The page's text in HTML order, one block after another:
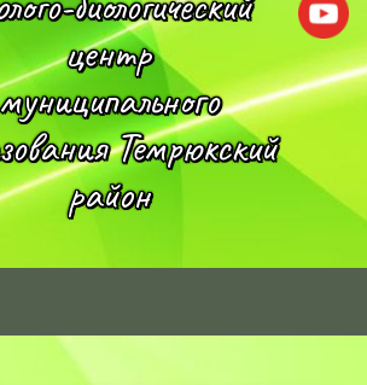
центр
Темрюкский
район